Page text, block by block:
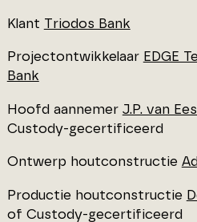
Klant Triodos Bank
Projectontwikkelaar EDGE
Bank
Hoofd aannemer J.P. van
Custody-gecertificeerd
Ontwerp houtconstructie
Productie houtconstructie
of Custody-gecertificeerd